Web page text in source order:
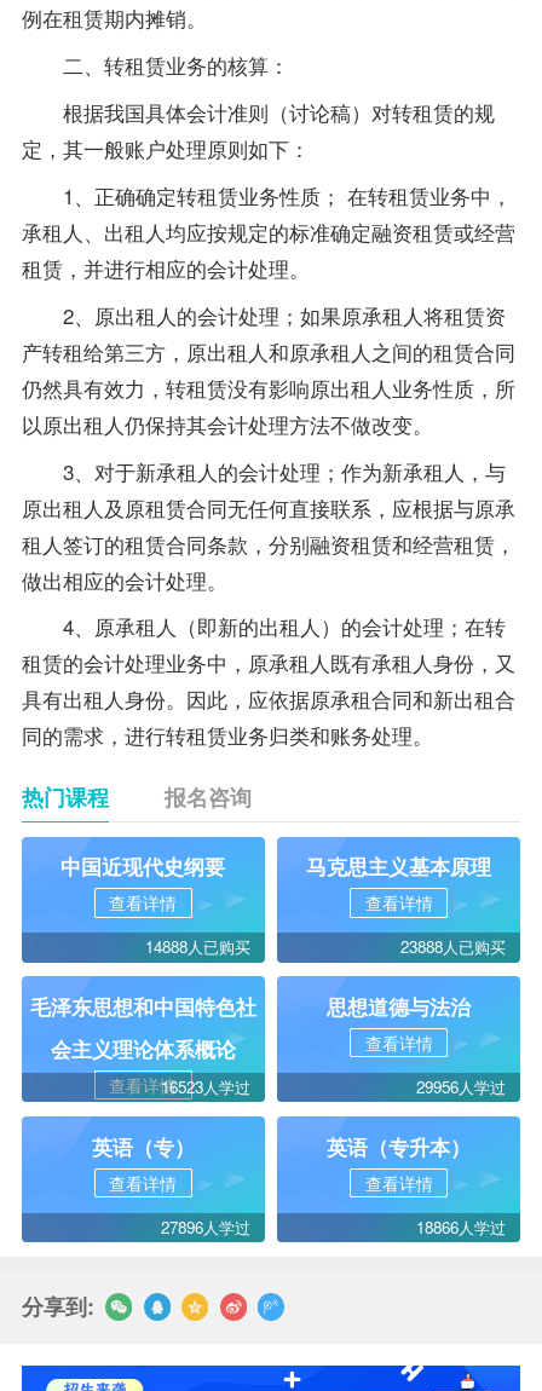
例在租赁期内摊销。
二、转租赁业务的核算：
根据我国具体会计准则（讨论稿）对转租赁的规
定，其一般账户处理原则如下：
1、正确确定转租赁业务性质； 在转租赁业务中，
承租人、出租人均应按规定的标准确定融资租赁或经营
租赁，并进行相应的会计处理。
2、原出租人的会计处理；如果原承租人将租赁资
产转租给第三方，原出租人和原承租人之间的租赁合同
仍然具有效力，转租赁没有影响原出租人业务性质，所
以原出租人仍保持其会计处理方法不做改变。
3、对于新承租人的会计处理；作为新承租人，与
原出租人及原租赁合同无任何直接联系，应根据与原承
租人签订的租赁合同条款，分别融资租赁和经营租赁，
做出相应的会计处理。
4、原承租人（即新的出租人）的会计处理；在转
租赁的会计处理业务中，原承租人既有承租人身份，又
具有出租人身份。因此，应依据原承租合同和新出租合
同的需求，进行转租赁业务归类和账务处理。
热门课程 报名咨询
中国近现代史纲要
查看详情
14888人已购买
马克思主义基本原理
查看详情
23888人已购买
毛泽东思想和中国特色社
会主义理论体系概论
查看详情16523人学过
思想道德与法治
查看详情
29956人学过
英语（专）
查看详情
27896人学过
英语（专升本）
查看详情
18866人学过
分享到: